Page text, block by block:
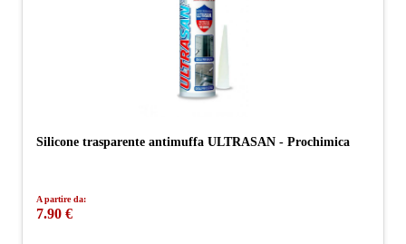
Silicone trasparente antimuffa ULTRASAN - Prochimica
A partire da:
7.90 €